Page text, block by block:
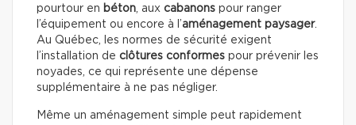
pourtour en béton, aux cabanons pour ranger
l’équipement ou encore à l’aménagement paysager.
Au Québec, les normes de sécurité exigent
l’installation de clôtures conformes pour prévenir les
noyades, ce qui représente une dépense
supplémentaire à ne pas négliger.
Même un aménagement simple peut rapidement